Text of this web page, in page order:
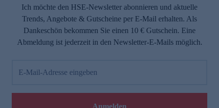
Ich möchte den HSE-Newsletter abonnieren und aktuelle
Trends, Angebote & Gutscheine per E-Mail erhalten. Als
Dankeschön bekommen Sie einen 10 € Gutschein. Eine
Abmeldung ist jederzeit in den Newsletter-E-Mails möglich.
E-Mail-Adresse eingeben
Anmelden